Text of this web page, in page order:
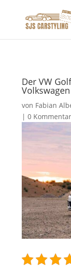
Der VW
von Fabian
| 0